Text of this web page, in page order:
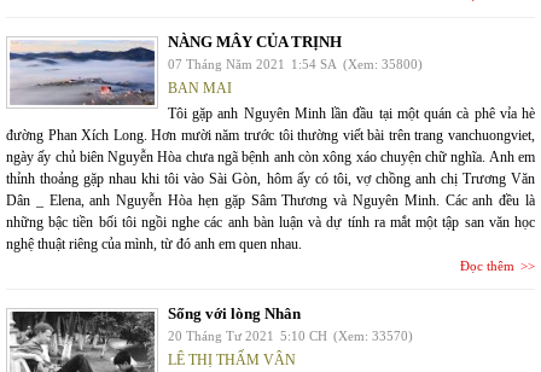
NÀNG MÂY CỦA TRỊNH
07 Tháng Năm 2021 1:54 SA (Xem: 35800)
BAN MAI
Tôi gặp anh Nguyên Minh lần đầu tại một quán cà phê vỉa hè
đường Phan Xích Long. Hơn mười năm trước tôi thường viết bài trên trang vanchuongviet,
ngày ấy chủ biên Nguyễn Hòa chưa ngã bệnh anh còn xông xáo chuyện chữ nghĩa. Anh em
thỉnh thoảng gặp nhau khi tôi vào Sài Gòn, hôm ấy có tôi, vợ chồng anh chị Trương Văn
Dân _ Elena, anh Nguyễn Hòa hẹn gặp Sâm Thương và Nguyên Minh. Các anh đều là
những bậc tiền bối tôi ngồi nghe các anh bàn luận và dự tính ra mắt một tập san văn học
nghệ thuật riêng của mình, từ đó anh em quen nhau.
Đọc thêm
Sống với lòng Nhân
20 Tháng Tư 2021 5:10 CH (Xem: 33570)
LÊ THỊ THẤM VÂN